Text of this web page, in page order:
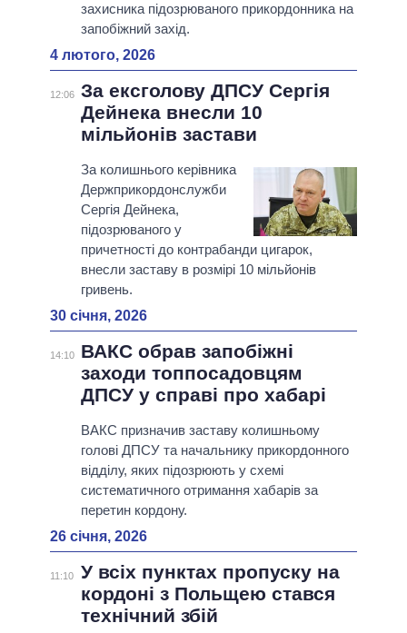
захисника підозрюваного прикордонника на
запобіжний захід.
4 лютого, 2026
12:06 За ексголову ДПСУ Сергія
Дейнека внесли 10
мільйонів застави
За колишнього керівника
Держприкордонслужби
Сергія Дейнека,
підозрюваного у
причетності до контрабанди цигарок,
внесли заставу в розмірі 10 мільйонів
гривень.
30 січня, 2026
14:10
ВАКС обрав запобіжні
заходи топпосадовцям
ДПСУ у справі про хабарі
ВАКС призначив заставу колишньому
голові ДПСУ та начальнику прикордонного
відділу, яких підозрюють у схемі
систематичного отримання хабарів за
перетин кордону.
26 січня, 2026
11:10
У всіх пунктах пропуску на
кордоні з Польщею стався
технічний збій